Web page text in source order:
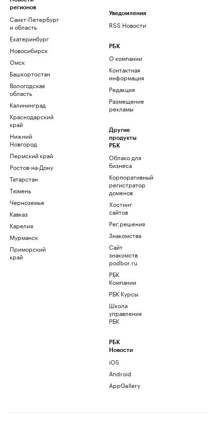
регионов
Санкт-Петербург
и область
Екатеринбург
Новосибирск
Омск
Башкортостан
Вологодская
область
Калининград
Краснодарский
край
Нижний
Новгород
Пермский край
Ростов-на-Дону
Татарстан
Тюмень
Черноземье
Кавказ
Карелия
Мурманск
Приморский
край
Уведомления
RSS Новости
РБК
О компании
Контактная
информация
Редакция
Размещение
рекламы
Другие
продукты
РБК
Облако для
бизнеса
Корпоративный
регистратор
доменов
Хостинг
сайтов
Рег.решения
Знакомства
Сайт
знакомств
podbor.ru
РБК
Компании
РБК Курсы
Школа
управления
РБК
РБК
Новости
iOS
Android
AppGallery